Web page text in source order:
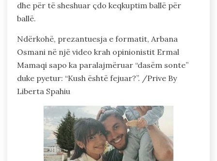
dhe për të sheshuar çdo keqkuptim ballë për
ballë.
Ndërkohë, prezantuesja e formatit, Arbana
Osmani në një video krah opinionistit Ermal
Mamaqi sapo ka paralajmëruar “dasëm sonte”
duke pyetur: “Kush është fejuar?”. /Prive By
Liberta Spahiu